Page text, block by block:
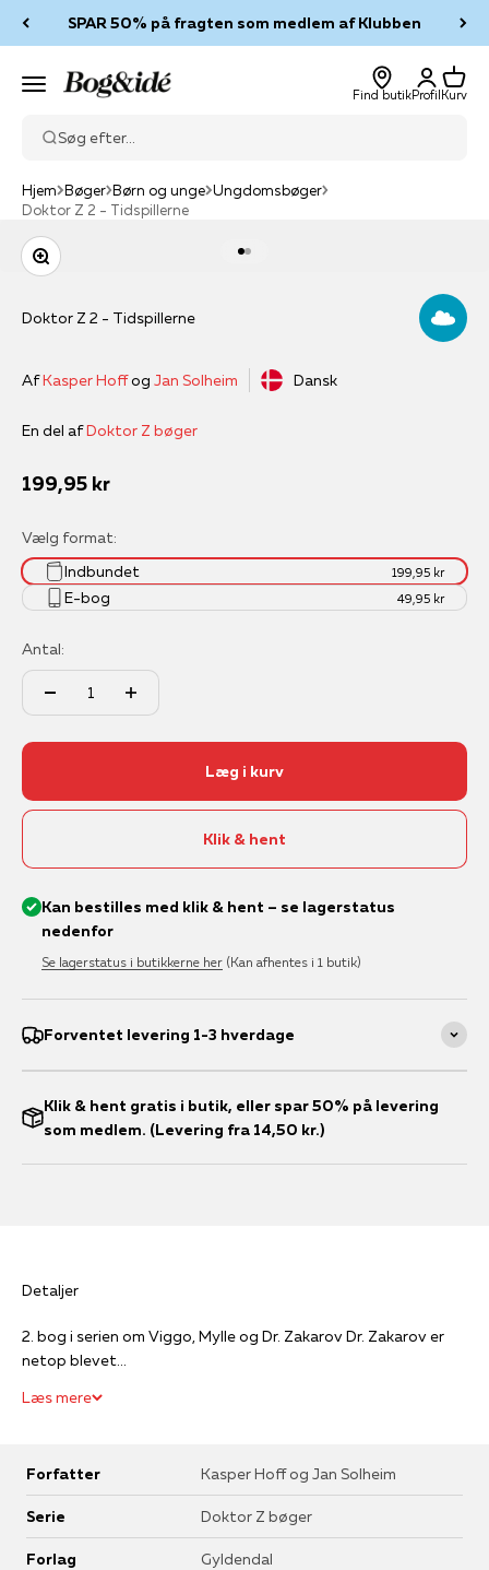
SPAR 50% på fragten som medlem af Klubben
Menu Bog & idé
Find butik
Log ind
Profil
Kurv
Kurv
Søg efter...
Hjem Bøger Børn og unge Ungdomsbøger
Doktor Z 2 - Tidspillerne
Zoom
Doktor Z 2 - Tidspillerne
AfKasper Hoffog Jan Solheim Dansk
En del afDoktor Z bøger
Salgspris
199,95 kr
Vælg format:
Indbundet
199,95 kr
E-bog 49,95 kr
Antal:
Læg i kurv
Klik & hent
Kan bestilles med klik & hent – se lagerstatus
nedenfor
Se lagerstatus i butikkerne her (Kan afhentes i 1 butik)
Forventet levering 1-3 hverdage
Klik & hent gratis i butik, eller spar 50% på levering
som medlem. (Levering fra 14,50 kr.)
Detaljer
2. bog i serien om Viggo, Mylle og Dr. Zakarov Dr. Zakarov er
netop blevet...
Læs mere
Forfatter Kasper Hoff og Jan Solheim
Serie Doktor Z bøger
Forlag Gyldendal